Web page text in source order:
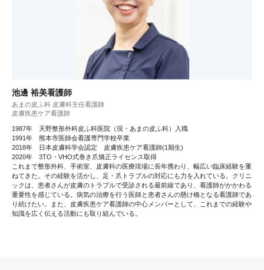
池邊 裕美看護師
あまの皮ふ科 皮膚科主任看護師
皮膚疾患ケア看護師
1987年 天野整形外科皮ふ科医院（現・あまの皮ふ科）入職
1991年 熊本市医師会看護専門学校卒業
2018年 日本皮膚科学会認定 皮膚疾患ケア看護師(1期生)
2020年 3TO・VHO式巻き爪矯正ライセンス取得
これまで整形外科、手術室、皮膚科の医療現場に長年携わり、幅広い臨床経験を重
ねてきた。その経験を活かし、足・爪トラブルの対応にも力を入れている。クリニ
ックは、患者さんが皮膚のトラブルで受診される最前線であり、看護師がかかわる
重要性を感じている。病気の治療を行う医師と患者さんの懸け橋となる看護師であ
り続けたい。また、皮膚疾患ケア看護師の中心メンバーとして、これまでの経験や
知識を広く伝える活動にも取り組んでいる。